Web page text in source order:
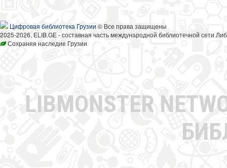
Цифровая библиотека Грузии © Все права защищены
2025-2026, ELIB.GE - составная часть международной библиотечной сети
Сохраняя наследие Грузии
LIBMONSTER